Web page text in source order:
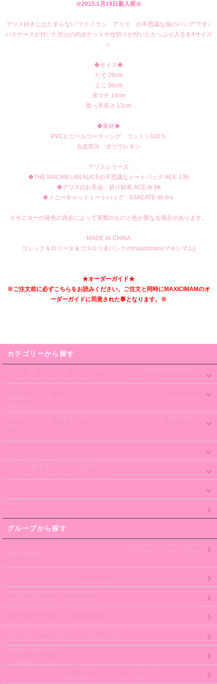
☆2015.1月19日新入荷☆
アリス好きにはたまらない”マクミラン アリス の不思議な国のバッグ”です♪
パスケースが付いた沢山の内ポケットや仕切りが付いたたっぷり入るＢ4サイズ
☆
◆サイズ◆
たて 26cm
よこ 36cm
底マチ 14cm
取っ手長さ 13cm
◆素材◆
PVCビニールコーティング コットン100％
合皮部分：ポリウレタン
アリスシリーズ
◆THE MACMILLAN ALICEの不思議なトートバッグ ACE-136
◆アリスのお茶会、折り財布 ACE-itr-bk
◆メニーキャットトートバッグ 03ACATE-iih-bｋ
※モニターの発色の具合によって実際のものと色が異なる場合があります。
MADE IN CHINA
ゴシック＆ロリータ＆ゴスロリ＆パンクのmaxicimam(マキシマム)
★オーダーガイド★
※ご注文前に必ずこちらをお読みください。ご注文と同時にMAXICIMAMのオ
ーダーガイドに同意された事となります。※
カテゴリーから探す
グループから探す